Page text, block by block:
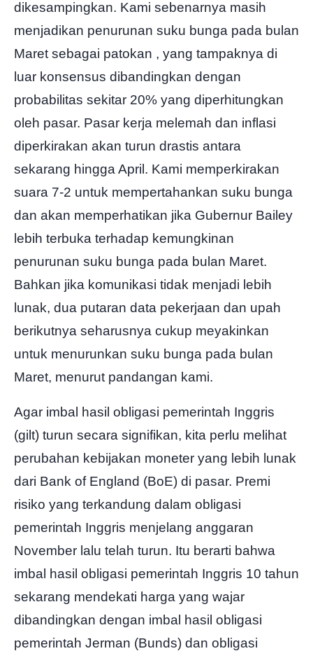
dikesampingkan. Kami sebenarnya masih
menjadikan penurunan suku bunga pada bulan
Maret sebagai patokan , yang tampaknya di
luar konsensus dibandingkan dengan
probabilitas sekitar 20% yang diperhitungkan
oleh pasar. Pasar kerja melemah dan inflasi
diperkirakan akan turun drastis antara
sekarang hingga April. Kami memperkirakan
suara 7-2 untuk mempertahankan suku bunga
dan akan memperhatikan jika Gubernur Bailey
lebih terbuka terhadap kemungkinan
penurunan suku bunga pada bulan Maret.
Bahkan jika komunikasi tidak menjadi lebih
lunak, dua putaran data pekerjaan dan upah
berikutnya seharusnya cukup meyakinkan
untuk menurunkan suku bunga pada bulan
Maret, menurut pandangan kami.
Agar imbal hasil obligasi pemerintah Inggris
(gilt) turun secara signifikan, kita perlu melihat
perubahan kebijakan moneter yang lebih lunak
dari Bank of England (BoE) di pasar. Premi
risiko yang terkandung dalam obligasi
pemerintah Inggris menjelang anggaran
November lalu telah turun. Itu berarti bahwa
imbal hasil obligasi pemerintah Inggris 10 tahun
sekarang mendekati harga yang wajar
dibandingkan dengan imbal hasil obligasi
pemerintah Jerman (Bunds) dan obligasi